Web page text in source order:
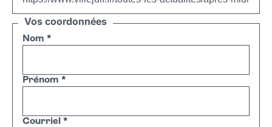
Vos coordonnées
Nom *
Prénom *
Courriel *